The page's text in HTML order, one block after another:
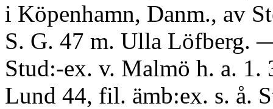
i Köpenhamn, Danm., av
S. G. 47 m. Ulla Löfberg.
Stud:-ex. v. Malmö h. a.
Lund 44, fil. ämb:ex. s. å.